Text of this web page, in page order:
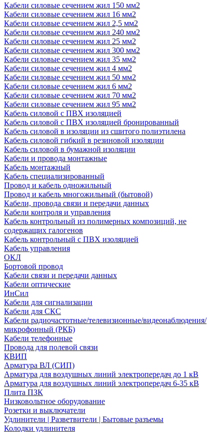
Кабели силовые сечением жил 150 мм2
Кабели силовые сечением жил 16 мм2
Кабели силовые сечением жил 2,5 мм2
Кабели силовые сечением жил 240 мм2
Кабели силовые сечением жил 25 мм2
Кабели силовые сечением жил 300 мм2
Кабели силовые сечением жил 35 мм2
Кабели силовые сечением жил 4 мм2
Кабели силовые сечением жил 50 мм2
Кабели силовые сечением жил 6 мм2
Кабели силовые сечением жил 70 мм2
Кабели силовые сечением жил 95 мм2
Кабель силовой с ПВХ изоляцией
Кабель силовой с ПВХ изоляцией бронированный
Кабель силовой в изоляции из сшитого полиэтилена
Кабель силовой гибкий в резиновой изоляции
Кабель силовой в бумажной изоляции
Кабели и провода монтажные
Кабель монтажный
Кабель специализированный
Провод и кабель одножильный
Провод и кабель многожильный (бытовой)
Кабели, провода связи и передачи данных
Кабели контроля и управления
Кабель контрольный из полимерных композиций, не
содержащих галогенов
Кабель контрольный с ПВХ изоляцией
Кабель управления
ОКЛ
Бортовой провод
Кабели связи и передачи данных
Кабели оптические
ИнСил
Кабели для сигнализации
Кабели для СКС
Кабели радиочастотные/телевизионные/видеонаблюдения/
микрофонный (РКБ)
Кабели телефонные
Провода для полевой связи
КВИП
Арматура ВЛ (СИП)
Арматура для воздушных линий электропередач до 1 кВ
Арматура для воздушных линий электропередач 6-35 кВ
Плита ПЗК
Низковольтное оборудование
Розетки и выключатели
Удлинители | Разветвители | Бытовые разъемы
Колодки удлинителя